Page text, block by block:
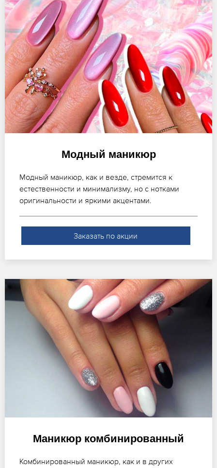
Модный маникюр
Модный маникюр, как и везде, стремится к
естественности и минимализму, но с нотками
оригинальности и яркими акцентами.
Заказать по акции
Маникюр комбинированный
Комбинированный маникюр, как и в других